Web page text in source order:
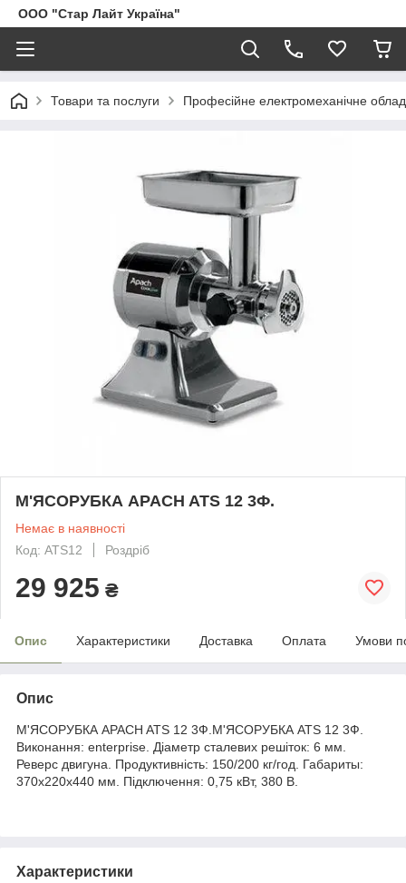
ООО "Стар Лайт Україна"
Товари та послуги Професійне електромеханічне
М'ЯСОРУБКА APACH ATS 12 3Ф.
Немає в наявності
Код: ATS12
Роздріб
29 925 ₴
Опис Характеристики Доставка Оплата Умови
Опис
М'ЯСОРУБКА APACH ATS 12 3Ф.М'ЯСОРУБКА ATS 12 3Ф.
Виконання: enterprise. Діаметр сталевих решіток: 6 мм.
Реверс двигуна. Продуктивність: 150/200 кг/год. Габариты:
370х220х440 мм. Підключення: 0,75 кВт, 380 В.
Характеристики